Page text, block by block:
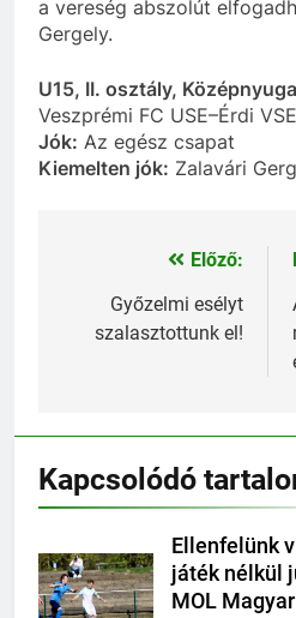
a vereség abszolút
Gergely.
U15, II. osztály,
Veszprémi FC USE–Érdi
Jók: Az egész csapat
Kiemelten jók: Zalavári
Bejegyzés
navigáció
Előző:
Győzelmi esélyt
szalasztottunk el!
Kapcsolódó
Ellenfelünk
játék nélkül
MOL